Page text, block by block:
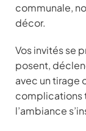
communale,
décor.
Vos invités se
posent,
avec un tirage
complications
l’ambiance